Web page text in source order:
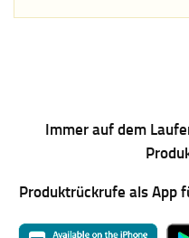
Immer auf dem
Produktrückrufe als App